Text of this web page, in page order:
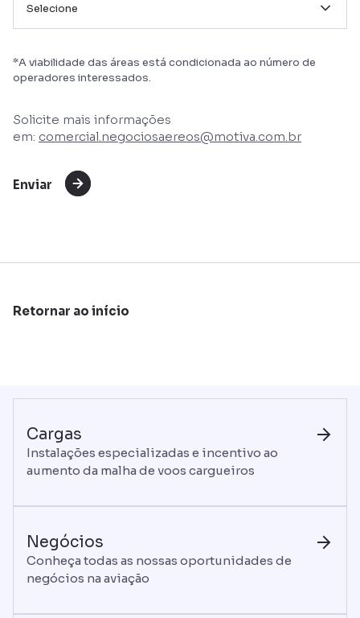
Selecione
*A viabilidade das áreas está condicionada ao número de
operadores interessados.
Solicite mais informações
em: comercial.negociosaereos@motiva.com.br
Enviar
Retornar ao início
Cargas
Instalações especializadas e incentivo ao
aumento da malha de voos cargueiros
Negócios
Conheça todas as nossas oportunidades de
negócios na aviação